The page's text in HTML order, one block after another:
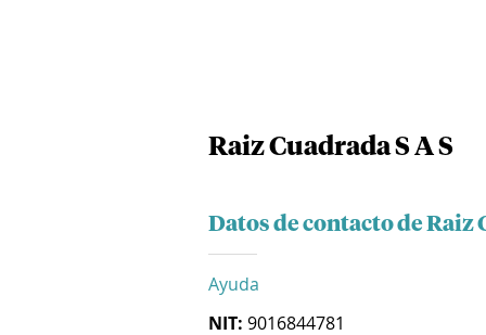
Raiz Cuadrada S A S
Datos de contacto de Raiz
Ayuda
NIT: 9016844781